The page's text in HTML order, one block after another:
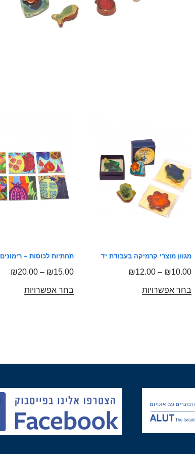
מגוון מוצרי קרמיקה בעבודת יד
₪10.00
–
₪12.00
בחר אפשרויות
תחתיות לכוסות – רימונים
₪15.00
–
₪20.00
בחר אפשרויות